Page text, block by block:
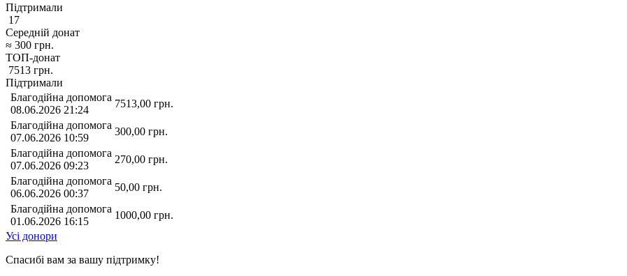
Підтримали
17
Середній донат
≈ 300 грн.
ТОП-донат
7513 грн.
Підтримали
Благодійна допомога
08.06.2026 21:24
7513,00 грн.
Благодійна допомога
07.06.2026 10:59
300,00 грн.
Благодійна допомога
07.06.2026 09:23
270,00 грн.
Благодійна допомога
06.06.2026 00:37
50,00 грн.
Благодійна допомога
01.06.2026 16:15
1000,00 грн.
Усі донори
Спасибі вам за вашу підтримку!